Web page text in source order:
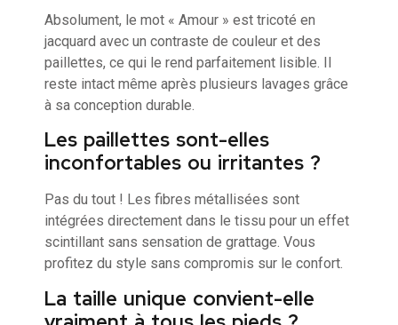
Absolument, le mot « Amour » est tricoté en
jacquard avec un contraste de couleur et des
paillettes, ce qui le rend parfaitement lisible. Il
reste intact même après plusieurs lavages grâce
à sa conception durable.
Les paillettes sont-elles
inconfortables ou irritantes ?
Pas du tout ! Les fibres métallisées sont
intégrées directement dans le tissu pour un effet
scintillant sans sensation de grattage. Vous
profitez du style sans compromis sur le confort.
La taille unique convient-elle